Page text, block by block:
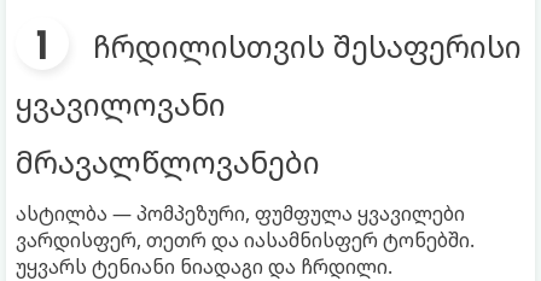
ჩრდილისთვის შესაფერისი
ყვავილოვანი
მრავალწლოვანები
ასტილბა — პომპეზური, ფუმფულა ყვავილები
ვარდისფერ, თეთრ და იასამნისფერ ტონებში.
უყვარს ტენიანი ნიადაგი და ჩრდილი.